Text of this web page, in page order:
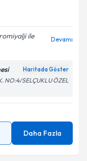
ile
Devamı
Haritada Göster
NO:4/SELÇUKLU ÖZEL
Daha Fazla